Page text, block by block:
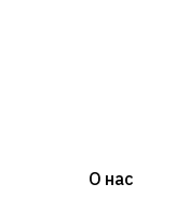
О нас